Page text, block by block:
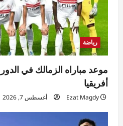
رياضة
موعد مباراه الزمالك في
أفريقيا
Ezat Magdy أغسطس 7, 2026